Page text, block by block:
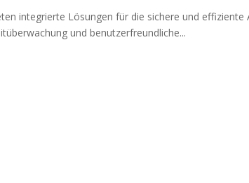
integrierte Lösungen für die sichere und
und benutzerfreundliche...